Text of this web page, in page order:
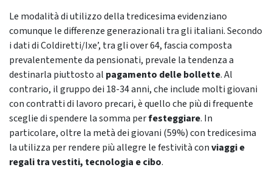
Le modalità di utilizzo della tredicesima evidenziano
comunque le differenze generazionali tra gli italiani. Secondo
i dati di Coldiretti/Ixe’, tra gli over 64, fascia composta
prevalentemente da pensionati, prevale la tendenza a
destinarla piuttosto al pagamento delle bollette. Al
contrario, il gruppo dei 18-34 anni, che include molti giovani
con contratti di lavoro precari, è quello che più di frequente
sceglie di spendere la somma perfesteggiare. In
particolare, oltre la metà dei giovani (59%) con tredicesima
la utilizza per rendere più allegre le festività conviaggi e
regali tra vestiti, tecnologia e cibo.